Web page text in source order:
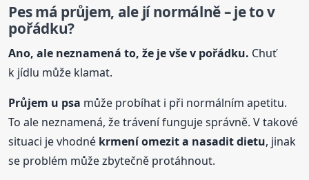
Pes má průjem, ale jí normálně – je to v
pořádku?
Ano, ale neznamená to, že je vše v pořádku. Chuť
k jídlu může klamat.
Průjem u psa může probíhat i při normálním apetitu.
To ale neznamená, že trávení funguje správně. V takové
situaci je vhodné krmení omezit a nasadit dietu, jinak
se problém může zbytečně protáhnout.